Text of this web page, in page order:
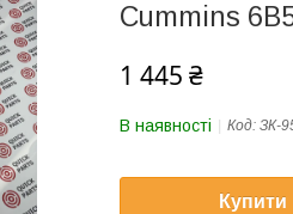
Cummins
1 445 ₴
В наявності Код: ЗК-
Купити